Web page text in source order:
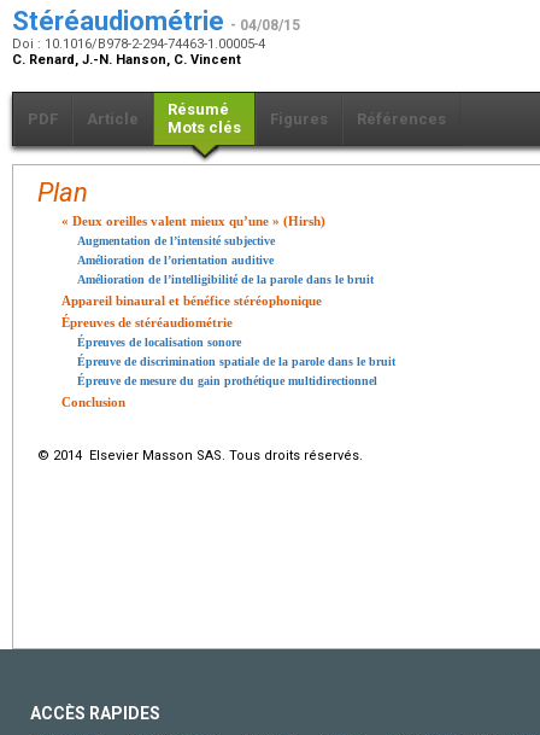
Stéréaudiométrie - 04/08/15
Doi : 10.1016/B978-2-294-74463-1.00005-4
C. Renard, J.-N. Hanson, C. Vincent
PDF Article
Résumé
Mots clés
Figures Références
Plan
« Deux oreilles valent mieux qu’une » (Hirsh)
Augmentation de l’intensité subjective
Amélioration de l’orientation auditive
Amélioration de l’intelligibilité de la parole dans le bruit
Appareil binaural et bénéfice stéréophonique
Épreuves de stéréaudiométrie
Épreuves de localisation sonore
Épreuve de discrimination spatiale de la parole dans le bruit
Épreuve de mesure du gain prothétique multidirectionnel
Conclusion
© 2014 Elsevier Masson SAS. Tous droits réservés.
ACCÈS RAPIDES